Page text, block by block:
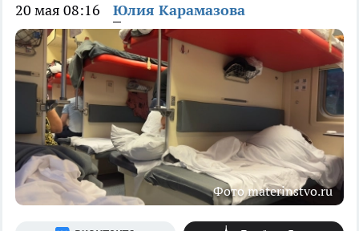
20 мая 08:16 Юлия Карамазова
Фото materinstvo.ru